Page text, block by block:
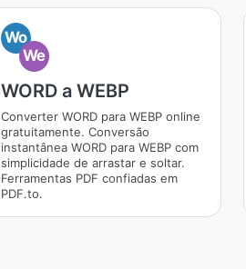
Wo
We
WORD a WEBP
Converter WORD para WEBP online
gratuitamente. Conversão
instantânea WORD para WEBP com
simplicidade de arrastar e soltar.
Ferramentas PDF confiadas em
PDF.to.